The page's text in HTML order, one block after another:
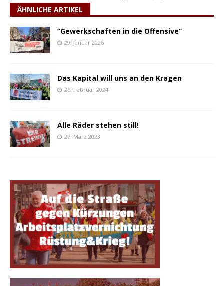
ÄHNLICHE ARTIKEL
“Gewerkschaften in die Offensive”
29. Januar 2026
Das Kapital will uns an den Kragen
26. Februar 2024
Alle Räder stehen still!
27. März 2023